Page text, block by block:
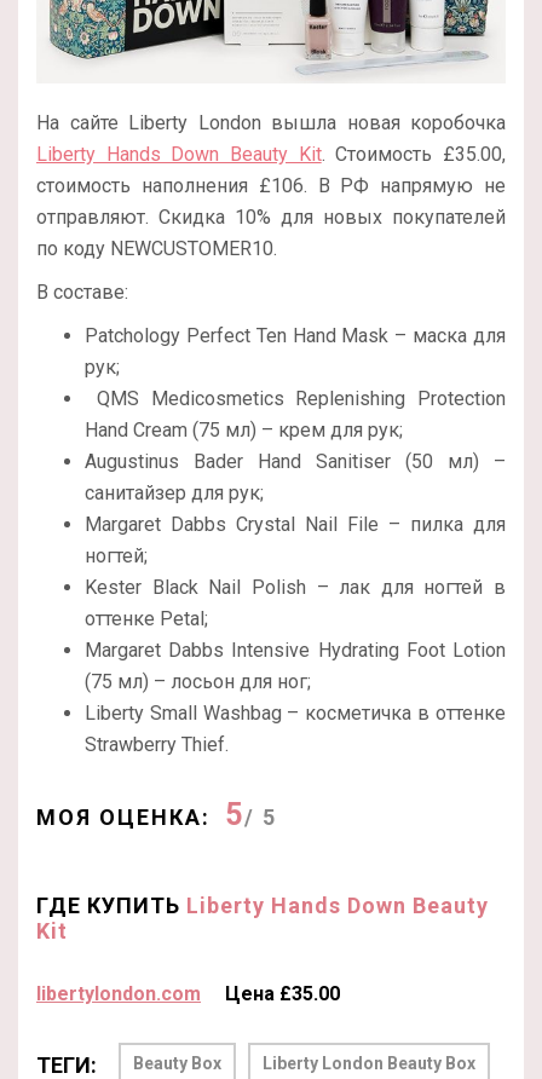
На сайте Liberty London вышла новая коробочка
Liberty Hands Down Beauty Kit. Стоимость £35.00,
стоимость наполнения £106. В РФ напрямую не
отправляют. Скидка 10% для новых покупателей
по коду NEWCUSTOMER10.
В составе:
Patchology Perfect Ten Hand Mask – маска для
рук;
QMS Medicosmetics Replenishing Protection
Hand Cream (75 мл) – крем для рук;
Augustinus Bader Hand Sanitiser (50 мл) –
санитайзер для рук;
Margaret Dabbs Crystal Nail File – пилка для
ногтей;
Kester Black Nail Polish – лак для ногтей в
оттенке Petal;
Margaret Dabbs Intensive Hydrating Foot Lotion
(75 мл) – лосьон для ног;
Liberty Small Washbag – косметичка в оттенке
Strawberry Thief.
МОЯ ОЦЕНКА: 5/ 5
ГДЕ КУПИТЬ Liberty Hands Down Beauty
Kit
libertylondon.com Цена £35.00
ТЕГИ: Beauty Box Liberty London Beauty Box